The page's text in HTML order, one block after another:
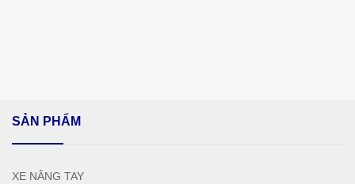
SẢN PHẨM
XE NÂNG TAY